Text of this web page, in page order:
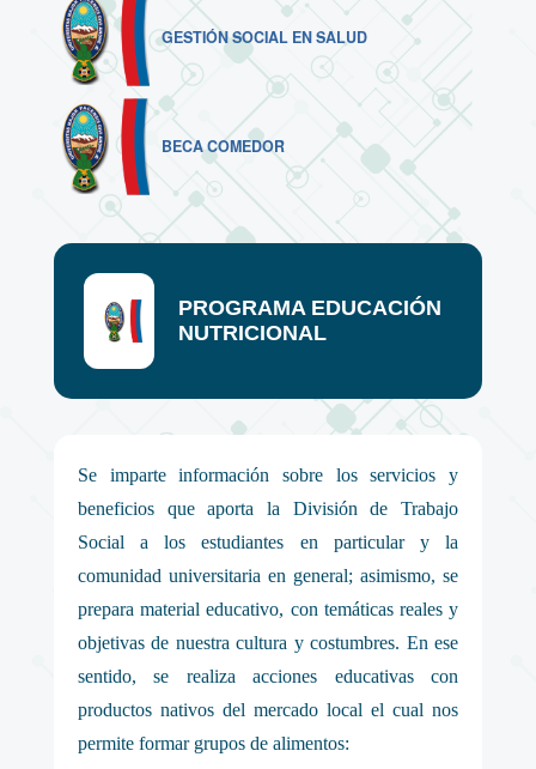
GESTIÓN SOCIAL EN SALUD
BECA COMEDOR
PROGRAMA EDUCACIÓN
NUTRICIONAL
Se imparte información sobre los servicios y
beneficios que aporta la División de Trabajo
Social a los estudiantes en particular y la
comunidad universitaria en general; asimismo, se
prepara material educativo, con temáticas reales y
objetivas de nuestra cultura y costumbres. En ese
sentido, se realiza acciones educativas con
productos nativos del mercado local el cual nos
permite formar grupos de alimentos: